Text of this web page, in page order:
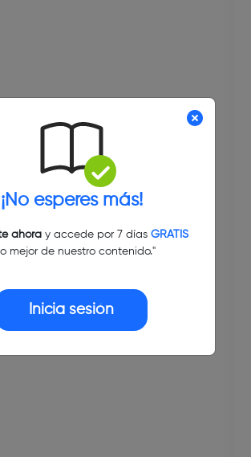
¡No esperes más!
ahoray accede por 7 días GRATIS
mejor de nuestro contenido."
Inicia sesión